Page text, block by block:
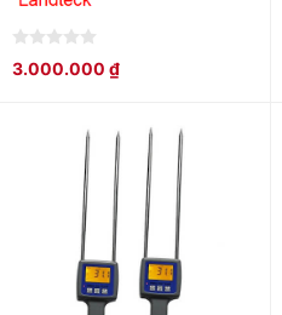
0
out
3.000.000 ₫